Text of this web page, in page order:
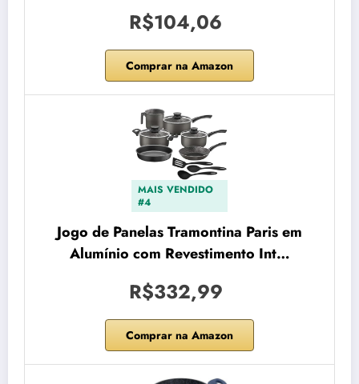
R$104,06
Comprar na Amazon
MAIS VENDIDO
#4
Jogo de Panelas Tramontina Paris em
Alumínio com Revestimento Int…
R$332,99
Comprar na Amazon